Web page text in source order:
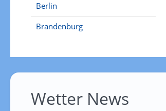
Berlin
Brandenburg
Wetter News